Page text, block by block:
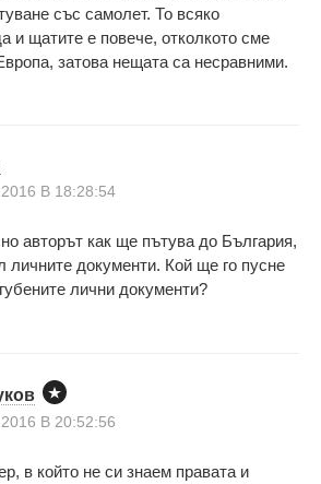
със самолет. То всяко
и щатите е повече, отколкото сме
затова нещата са несравними.
В 18:28:54
авторът как ще пътува до България,
личните документи. Кой ще го пусне
лични документи?
В 20:52:56
в който не си знаем правата и